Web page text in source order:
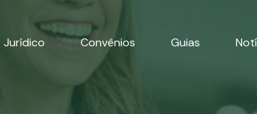
Jurídico Convênios Guias